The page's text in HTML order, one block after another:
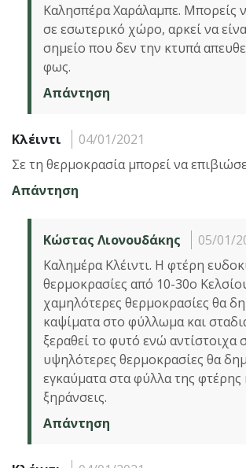
Καλησπέρα Χαράλαμπε. Μπορείς
σε εσωτερικό χώρο, αρκεί να
σημείο που δεν την κτυπά
φως.
Απάντηση
Κλέιντι
04/01/2021
Σε τη θερμοκρασία μπορεί να
Απάντηση
Κώστας Λιονουδάκης
05/01/
Καλημέρα Κλέιντι. Η φτέρη
θερμοκρασίες από 10-30ο
χαμηλότερες θερμοκρασίες θα
καψίματα στο φύλλωμα και
ξεραθεί το φυτό ενώ αντίστοιχα
υψηλότερες θερμοκρασίες θα
εγκαύματα στα φύλλα της φτέρης
ξηράνσεις.
Απάντηση